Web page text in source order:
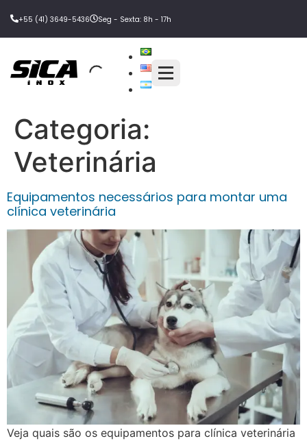
+55 (41) 3649-5436 Seg - Sexta: 8h - 17h
Categoria:
Veterinária
Equipamentos necessários para montar uma
clínica veterinária
Veja quais são os equipamentos para clínica veterinária